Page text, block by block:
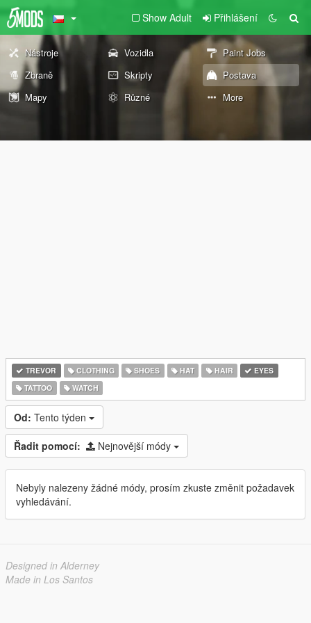
Show Adult Přihlášení
Nástroje Vozidla
Paint Jobs
Zbraně
Skripty
Postava
Mapy
Různé More
TREVOR CLOTHING SHOES HAT HAIR
EYES
TATTOO
WATCH
Od: Tento týden
Řadit pomocí: Nejnovější módy
Nebyly nalezeny žádné módy, prosím zkuste změnit požadavek
vyhledávání.
Designed in Alderney
Made in Los Santos